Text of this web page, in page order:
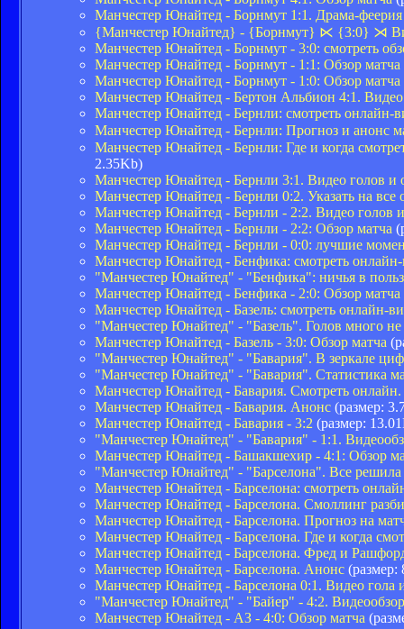
Манчестер Юнайтед - Борнмут 1:1. Драма-феерия
{Манчестер Юнайтед} - {Борнмут} ⋉ {3:0} ⋊
Манчестер Юнайтед - Борнмут - 3:0: смотреть
Манчестер Юнайтед - Борнмут - 1:1: Обзор матча
Манчестер Юнайтед - Борнмут - 1:0: Обзор матча
Манчестер Юнайтед - Бертон Альбион 4:1. Видео
Манчестер Юнайтед - Бернли: смотреть
Манчестер Юнайтед - Бернли: Прогноз и анонс
Манчестер Юнайтед - Бернли: Где и когда
2.35Kb)
Манчестер Юнайтед - Бернли 3:1. Видео голов и
Манчестер Юнайтед - Бернли 0:2. Указать на
Манчестер Юнайтед - Бернли - 2:2. Видео голов
Манчестер Юнайтед - Бернли - 2:2: Обзор матча
Манчестер Юнайтед - Бернли - 0:0: лучшие
Манчестер Юнайтед - Бенфика: смотреть
"Манчестер Юнайтед" - "Бенфика": ничья в
Манчестер Юнайтед - Бенфика - 2:0: Обзор матча
Манчестер Юнайтед - Базель: смотреть онлайн-
"Манчестер Юнайтед" - "Базель". Голов много не
Манчестер Юнайтед - Базель - 3:0: Обзор матча
"Манчестер Юнайтед" - "Бавария". В зеркале
"Манчестер Юнайтед" - "Бавария". Статистика
Манчестер Юнайтед - Бавария. Смотреть
Манчестер Юнайтед - Бавария. Анонс (размер:
Манчестер Юнайтед - Бавария - 3:2 (размер:
"Манчестер Юнайтед" - "Бавария" - 1:1.
Манчестер Юнайтед - Башакшехир - 4:1: Обзор
"Манчестер Юнайтед" - "Барселона". Все решила
Манчестер Юнайтед - Барселона: смотреть
Манчестер Юнайтед - Барселона. Смоллинг
Манчестер Юнайтед - Барселона. Прогноз на
Манчестер Юнайтед - Барселона. Где и когда
Манчестер Юнайтед - Барселона. Фред и
Манчестер Юнайтед - Барселона. Анонс (размер:
Манчестер Юнайтед - Барселона 0:1. Видео гола
"Манчестер Юнайтед" - "Байер" - 4:2.
Манчестер Юнайтед - АЗ - 4:0: Обзор матча